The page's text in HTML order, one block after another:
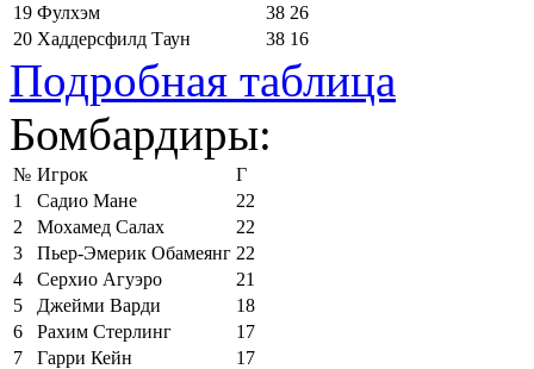
19 Фулхэм 38 26
20 Хаддерсфилд Таун 38 16
Подробная таблица
Бомбардиры:
№ Игрок
Г
1
Садио Мане
22
2
Мохамед Салах
22
3
Пьер-Эмерик Обамеянг 22
4
Серхио Агуэро
21
5
Джейми Варди
18
6
Рахим Стерлинг
17
7
Гарри Кейн
17